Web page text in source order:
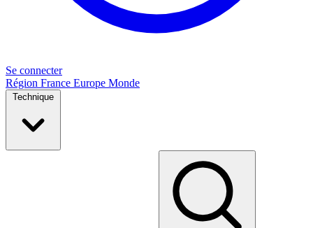
Se connecter
Région France Europe Monde
Technique